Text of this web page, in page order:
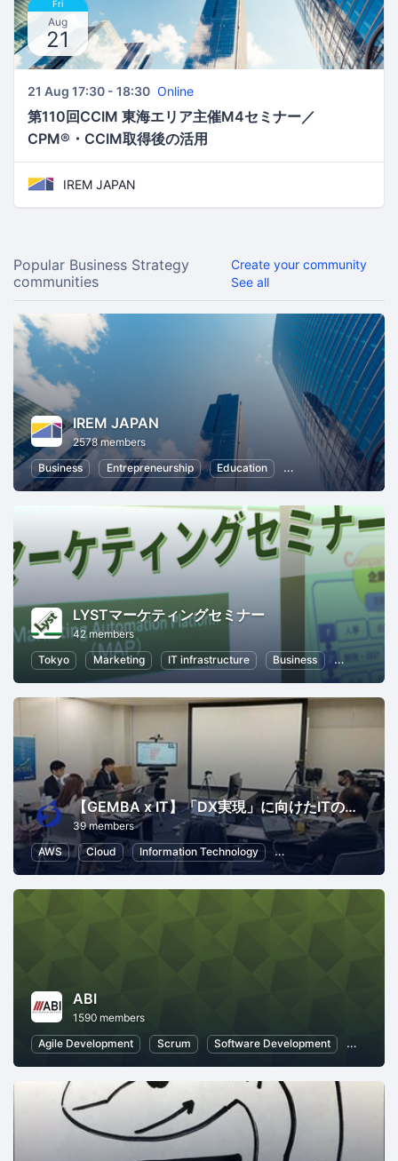
Fri
Aug
21
21 Aug 17:30 - 18:30 Online
第110回CCIM 東海エリア主催M4セミナー／
CPM®・CCIM取得後の活用
IREM JAPAN
Popular Business Strategy
communities
Create your community
See all
IREM JAPAN
2578 members
Business
Entrepreneurship Education Real Estate,
LYSTマーケティングセミナー
42 members
Tokyo
Marketing IT infrastructure Business
【GEMBA x IT】「DX実現」に向けたITの役割を考えるコミュニティ
39 members
AWS
Cloud Information Technology Business Strategy
ABI
1590 members
Agile Development
Scrum Software Development